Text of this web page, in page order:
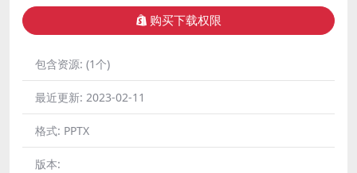
购买下载权限
包含资源: (1个)
最近更新: 2023-02-11
格式: PPTX
版本: